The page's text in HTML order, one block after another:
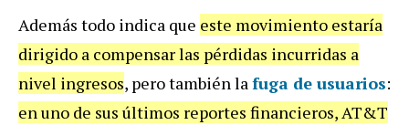
Además todo indica que este movimiento estaría
dirigido a compensar las pérdidas incurridas a
nivel ingresos, pero también lafuga de usuarios:
en uno de sus últimos reportes financieros, AT&T